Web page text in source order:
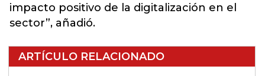
impacto positivo de la digitalización en el
sector”, añadió.
ARTÍCULO RELACIONADO